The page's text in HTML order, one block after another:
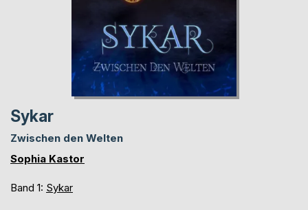
Sykar
Zwischen den Welten
Sophia Kastor
Band 1: Sykar